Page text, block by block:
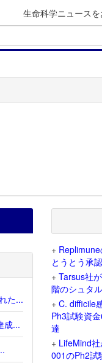
生命科学ニュース
た...
成...
+
とうとう承認
+ Tarsus社
階のシュタ
+ C. difficile
Ph3試験資
達
+ LifeMind
001のPh2試